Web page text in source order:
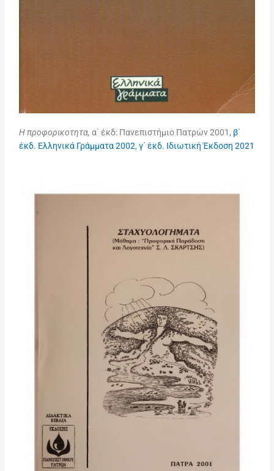
Η προφορικοτητα,α΄ έκδ: Πανεπιστήμιο Πατρών 2001, β΄
έκδ. Ελληνικά Γράμματα 2002,γ΄ έκδ. Ιδιωτική Έκδοση 2021